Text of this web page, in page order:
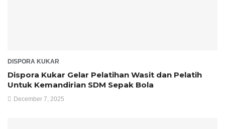
DISPORA KUKAR
Dispora Kukar Gelar Pelatihan Wasit dan Pelatih
Untuk Kemandirian SDM Sepak Bola
December 7, 2025